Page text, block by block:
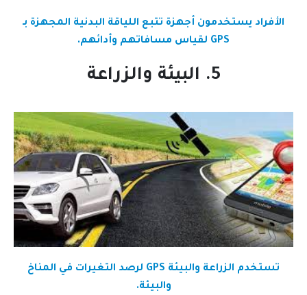
الأفراد يستخدمون أجهزة تتبع اللياقة البدنية المجهزة بـ
GPS لقياس مسافاتهم وأدائهم.
5. البيئة والزراعة
تستخدم الزراعة والبيئة GPS لرصد التغيرات في المناخ
والبيئة.